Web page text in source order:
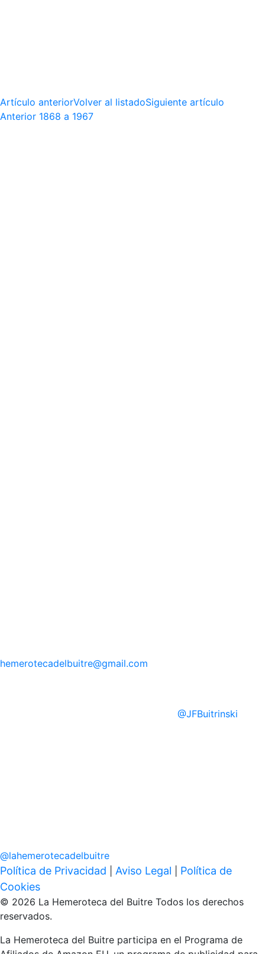
Artículo anteriorVolver al listadoSiguiente artículo
Anterior 1868 a 1967
hemerotecadelbuitre@gmail.com
@JFBuitrinski
@lahemerotecadelbuitre
Política de Privacidad Aviso Legal
Política de
Cookies
© 2026 La Hemeroteca del Buitre Todos los derechos
reservados.
La Hemeroteca del Buitre participa en el Programa de